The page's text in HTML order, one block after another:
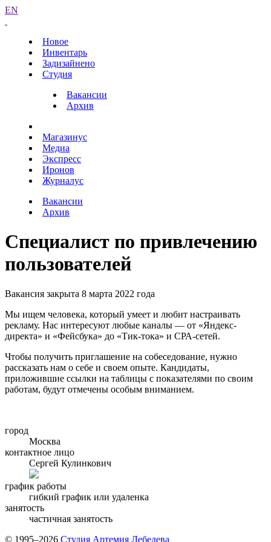
EN
Новое
Инвентарь
Задизайнено
Студия
Вакансии
Архив
Магазинус
Медиа
Экспресс
Иронов
Журналус
Вакансии
Архив
Специалист по привлечению
пользователей
Вакансия закрыта 8 марта 2022 года
Мы ищем человека, который умеет и любит настраивать
рекламу. Нас интересуют любые каналы — от «Яндекс-
директа» и «Фейсбука» до «Тик-тока» и СРА-сетей.
Чтобы получить приглашение на собеседование, нужно
рассказать нам о себе и своем опыте. Кандидаты,
приложившие ссылки на таблицы с показателями по своим
работам, будут отмечены особым вниманием.
город
Москва
контактное лицо
Сергей Кулинкович
график работы
гибкий график или удаленка
занятость
частичная занятость
© 1995–2026 Студия Артемия Лебедева